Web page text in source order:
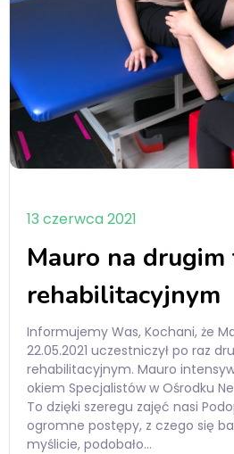
13 czerwca 2021
Mauro na
rehabilitacyjnym
Informujemy Was, Kochani, że
22.05.2021 uczestniczył po raz
rehabilitacyjnym. Mauro
okiem Specjalistów w Ośrodku
To dzięki szeregu zajęć nasi
ogromne postępy, z czego się
myślicie, podobało…